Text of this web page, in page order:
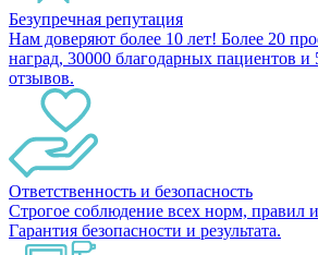
Безупречная репутация
Нам доверяют более 10 лет! Более 20
наград, 30000 благодарных пациентов
отзывов.
Ответственность и безопасность
Строгое соблюдение всех норм,
Гарантия безопасности и результата.